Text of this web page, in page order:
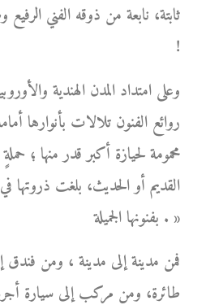
ثابتة، نابعة من ذوقه الفني
!
وعلى امتداد المدن الهندية
روائع الفنون تلالات بأنوارها
محمومة لحيازة أكبر قدر منها ؛
القديم أو الحديث، بلغت ذروتها في
بفنونها الجميلة . »
فمن مدينة إلى مدينة ، ومن
طائرة، ومن مركب إلى سيارة